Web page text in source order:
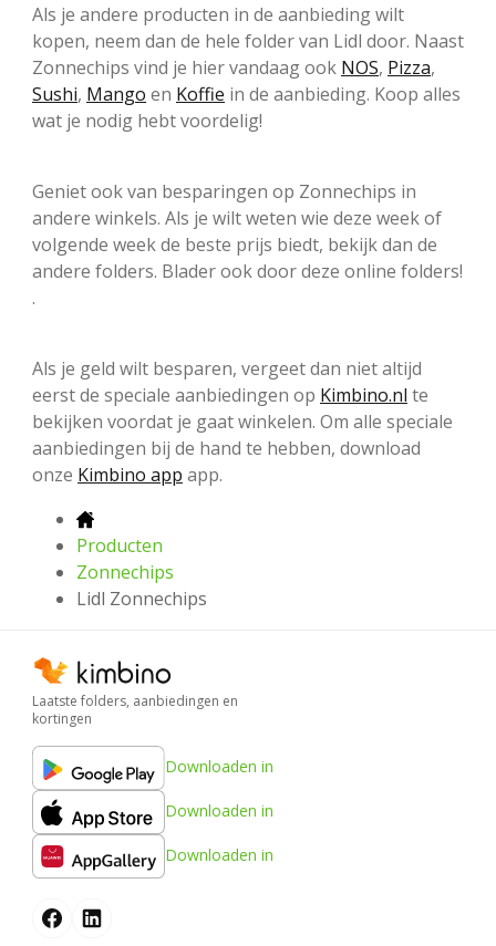
Als je andere producten in de aanbieding wilt
kopen, neem dan de hele folder van Lidl door. Naast
Zonnechips vind je hier vandaag ook NOS, Pizza,
Sushi, Mango en Koffie in de aanbieding. Koop alles
wat je nodig hebt voordelig!
Geniet ook van besparingen op Zonnechips in
andere winkels. Als je wilt weten wie deze week of
volgende week de beste prijs biedt, bekijk dan de
andere folders. Blader ook door deze online folders!
.
Als je geld wilt besparen, vergeet dan niet altijd
eerst de speciale aanbiedingen op Kimbino.nl te
bekijken voordat je gaat winkelen. Om alle speciale
aanbiedingen bij de hand te hebben, download
onze Kimbino app app.
Producten
Zonnechips
Lidl Zonnechips
Laatste folders, aanbiedingen en
kortingen
Downloaden in
Downloaden in
Downloaden in